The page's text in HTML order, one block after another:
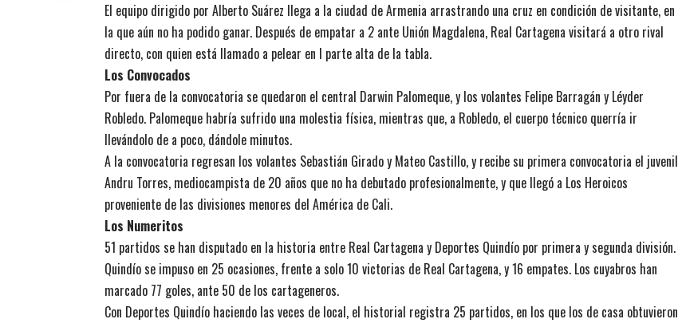
El equipo dirigido por Alberto Suárez llega a la ciudad de Armenia arrastrando una cruz en condición de visitante, en
la que aún no ha podido ganar. Después de empatar a 2 ante Unión Magdalena, Real Cartagena visitará a otro rival
directo, con quien está llamado a pelear en l parte alta de la tabla.
Los Convocados
Por fuera de la convocatoria se quedaron el central Darwin Palomeque, y los volantes Felipe Barragán y Léyder
Robledo. Palomeque habría sufrido una molestia física, mientras que, a Robledo, el cuerpo técnico querría ir
llevándolo de a poco, dándole minutos.
A la convocatoria regresan los volantes Sebastián Girado y Mateo Castillo, y recibe su primera convocatoria el juvenil
Andru Torres, mediocampista de 20 años que no ha debutado profesionalmente, y que llegó a Los Heroicos
proveniente de las divisiones menores del América de Cali.
Los Numeritos
51 partidos se han disputado en la historia entre Real Cartagena y Deportes Quindío por primera y segunda división.
Quindío se impuso en 25 ocasiones, frente a solo 10 victorias de Real Cartagena, y 16 empates. Los cuyabros han
marcado 77 goles, ante 50 de los cartageneros.
Con Deportes Quindío haciendo las veces de local, el historial registra 25 partidos, en los que los de casa obtuvieron